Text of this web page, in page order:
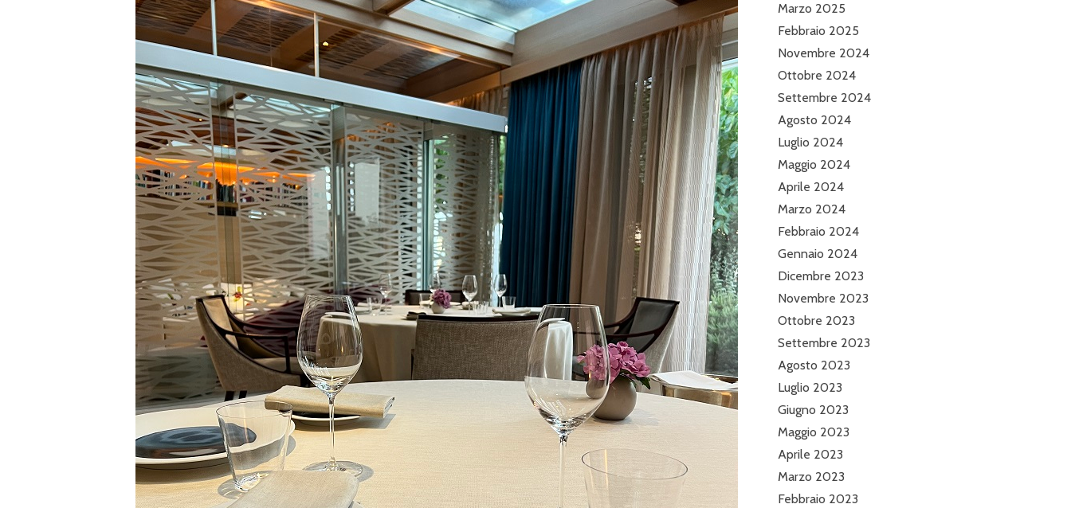
Marzo 2025
Febbraio 2025
Novembre 2024
Ottobre 2024
Settembre 2024
Agosto 2024
Luglio 2024
Maggio 2024
Aprile 2024
Marzo 2024
Febbraio 2024
Gennaio 2024
Dicembre 2023
Novembre 2023
Ottobre 2023
Settembre 2023
Agosto 2023
Luglio 2023
Giugno 2023
Maggio 2023
Aprile 2023
Marzo 2023
Febbraio 2023